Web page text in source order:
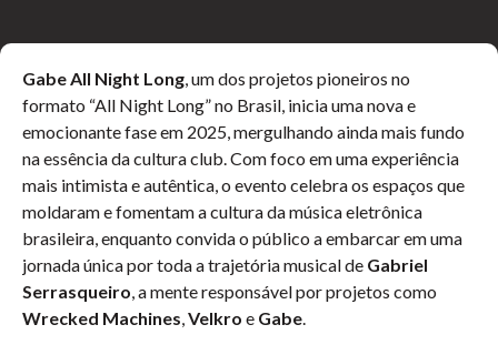
Gabe All Night Long, um dos projetos pioneiros no
formato “All Night Long” no Brasil, inicia uma nova e
emocionante fase em 2025, mergulhando ainda mais fundo
na essência da cultura club. Com foco em uma experiência
mais intimista e autêntica, o evento celebra os espaços que
moldaram e fomentam a cultura da música eletrônica
brasileira, enquanto convida o público a embarcar em uma
jornada única por toda a trajetória musical de Gabriel
Serrasqueiro, a mente responsável por projetos como
Wrecked Machines,Velkro e Gabe.